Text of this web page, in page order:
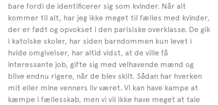
bare fordi de identificerer sig som kvinder. Når alt
kommer til alt, har jeg ikke meget til fælles med kvinder,
der er født og opvokset i den parisiske overklasse. De gik
i katolske skoler, har siden barndommen kun levet i
hvide omgivelser, har altid vidst, at de ville få
interessante job, gifte sig med velhavende mænd og
blive endnu rigere, når de blev skilt. Sådan har hverken
mit eller mine venners liv været. Vi kan have kampe at
kæmpe i fællesskab, men vi vil ikke have meget at tale